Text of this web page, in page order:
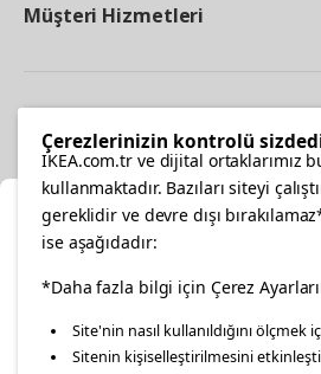
Müşteri Hizmetleri
facebooktwitterinstagrampinterest
linkedin
Konumunuzu Seçin
İnternetten vereceğiniz
Çerezlerinizin kontrolü
IKEA.com.tr ve dijital ortaklarımız
kullanmaktadır. Bazıları siteyi
gereklidir ve devre dışı
ise aşağıdadır:
*Daha fazla bilgi için Çerez
Site'nin nasıl kullanıldığını ölçmek
Sitenin kişiselleştirilmesini